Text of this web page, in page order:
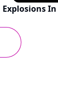
Explosions In